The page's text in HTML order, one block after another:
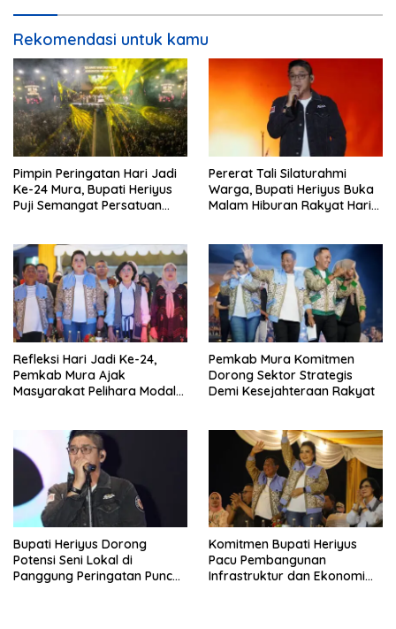
Rekomendasi untuk kamu
Pimpin Peringatan Hari Jadi
Ke-24 Mura, Bupati Heriyus
Puji Semangat Persatuan
Pererat Tali Silaturahmi
Warga, Bupati Heriyus Buka
Malam Hiburan Rakyat Hari
Refleksi Hari Jadi Ke-24,
Pemkab Mura Ajak
Masyarakat Pelihara Modal
Pemkab Mura Komitmen
Dorong Sektor Strategis
Demi Kesejahteraan Rakyat
Bupati Heriyus Dorong
Potensi Seni Lokal di
Panggung Peringatan Puncak
Komitmen Bupati Heriyus
Pacu Pembangunan
Infrastruktur dan Ekonomi